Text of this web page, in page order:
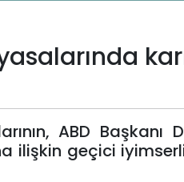
ABD Başkanı
ilişkin geçici